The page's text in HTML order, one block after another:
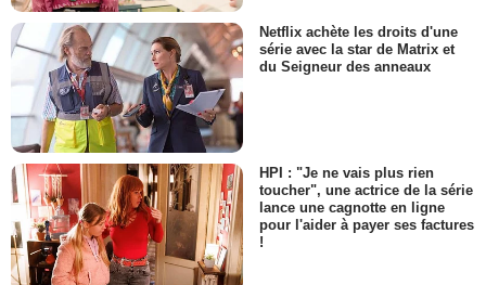
Netflix achète les droits d'une
série avec la star de Matrix et
du Seigneur des anneaux
HPI : "Je ne vais plus rien
toucher", une actrice de la série
lance une cagnotte en ligne
pour l'aider à payer ses factures
!